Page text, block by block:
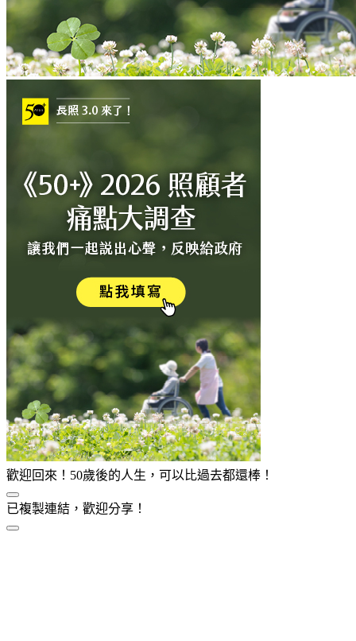
歡迎回來！50歲後的人生，可以比過去都還棒！
已複製連結，歡迎分享！